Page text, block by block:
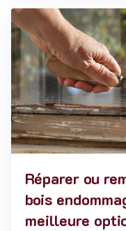
Réparer ou
bois
meilleure